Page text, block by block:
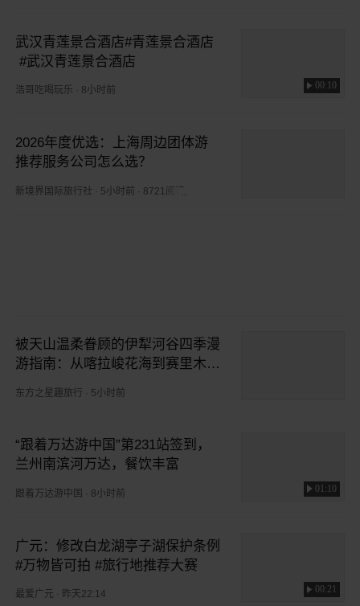
武汉青莲景合酒店#青莲景合酒店
#武汉青莲景合酒店
00:10
浩哥吃喝玩乐 8小时前
2026年度优选：上海周边团体游
推荐服务公司怎么选？
新境界国际旅行社 5小时前 8721阅读
被天山温柔眷顾的伊犁河谷四季漫
游指南：从喀拉峻花海到赛里木湖
东方之星趣旅行 5小时前
“跟着万达游中国”第231站签到，
兰州南滨河万达，餐饮丰富
01:10
跟着万达游中国 8小时前
广元：修改白龙湖亭子湖保护条例
#万物皆可拍 #旅行地推荐大赛
00:21
最爱广元 昨天22:14